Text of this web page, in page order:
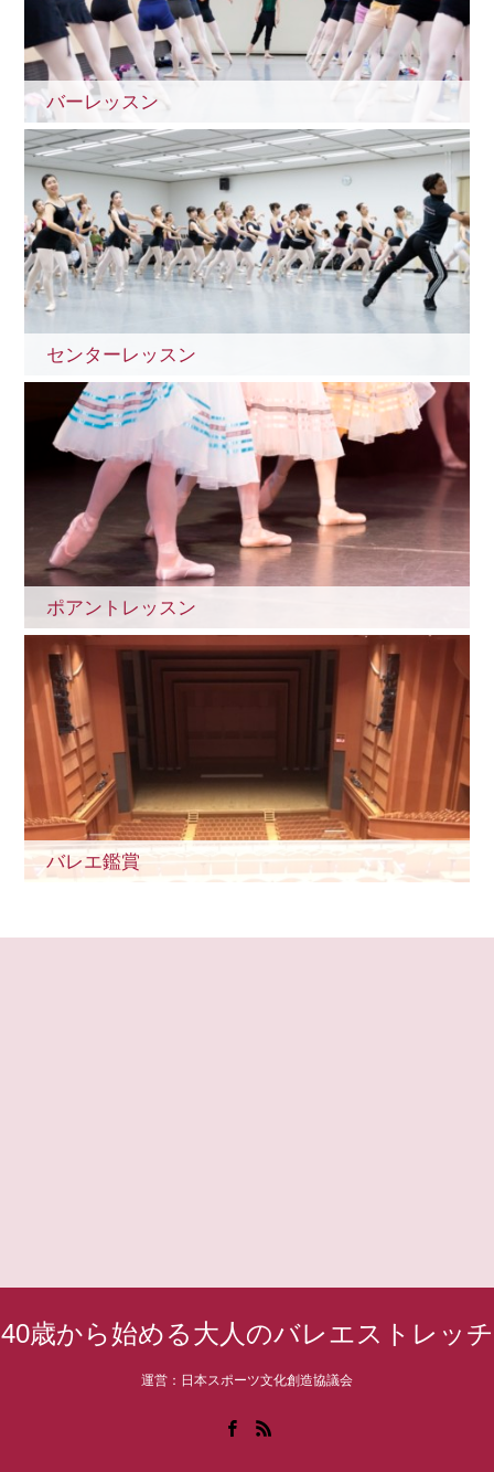
バーレッスン
センターレッスン
ポアントレッスン
バレエ鑑賞
40歳から始める大人のバレエストレッチ
運営：日本スポーツ文化創造協議会